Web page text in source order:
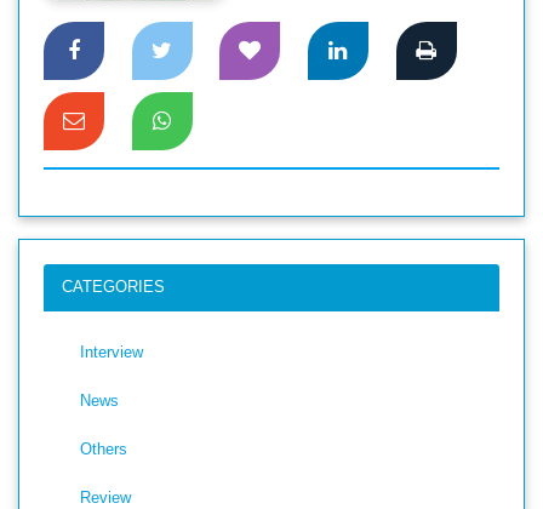
CATEGORIES
Interview
News
Others
Review